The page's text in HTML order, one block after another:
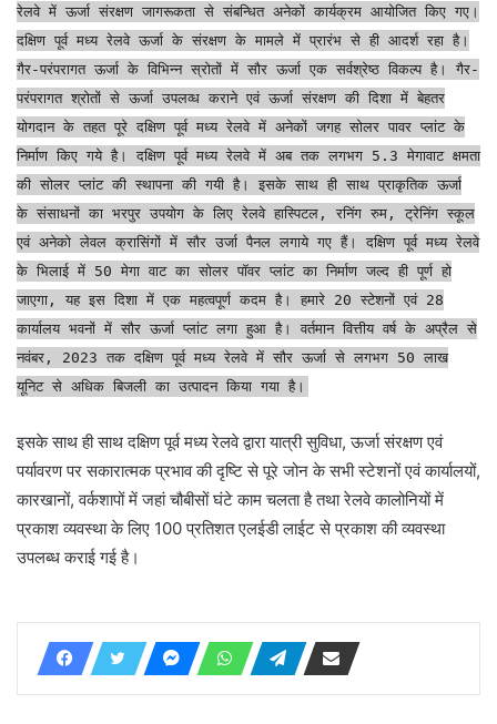
रेलवे में ऊर्जा संरक्षण जागरूकता से संबन्धित अनेकों कार्यक्रम आयोजित किए गए।
दक्षिण पूर्व मध्य रेलवे ऊर्जा के संरक्षण के मामले में प्रारंभ से ही आदर्श रहा है।
गैर-परंपरागत ऊर्जा के विभिन्न स्रोतों में सौर ऊर्जा एक सर्वश्रेष्ठ विकल्प है। गैर-
परंपरागत श्रोतों से ऊर्जा उपलव्ध कराने एवं ऊर्जा संरक्षण की दिशा में बेहतर
योगदान के तहत पूरे दक्षिण पूर्व मध्य रेलवे में अनेकों जगह सोलर पावर प्लांट के
निर्माण किए गये है। दक्षिण पूर्व मध्य रेलवे में अब तक लगभग 5.3 मेगावाट क्षमता
की सोलर प्लांट की स्थापना की गयी है। इसके साथ ही साथ प्राकृतिक ऊर्जा
के संसाधनों का भरपुर उपयोग के लिए रेलवे हास्पिटल, रनिंग रुम, ट्रेनिंग स्कूल
एवं अनेको लेवल क्रासिंगों में सौर उर्जा पैनल लगाये गए हैं। दक्षिण पूर्व मध्य रेलवे
के भिलाई में 50 मेगा वाट का सोलर पॉवर प्लांट का निर्माण जल्द ही पूर्ण हो
जाएगा, यह इस दिशा में एक महत्वपूर्ण कदम है। हमारे 20 स्टेशनों एवं 28
कार्यालय भवनों में सौर ऊर्जा प्लांट लगा हुआ है। वर्तमान वित्तीय वर्ष के अप्रैल से
नवंबर, 2023 तक दक्षिण पूर्व मध्य रेलवे में सौर ऊर्जा से लगभग 50 लाख
यूनिट से अधिक बिजली का उत्पादन किया गया है।
इसके साथ ही साथ दक्षिण पूर्व मध्य रेलवे द्वारा यात्री सुविधा, ऊर्जा संरक्षण एवं
पर्यावरण पर सकारात्मक प्रभाव की दृष्टि से पूरे जोन के सभी स्टेशनों एवं कार्यालयों,
कारखानों, वर्कशापों में जहां चौबीसों घंटे काम चलता है तथा रेलवे कालोनियों में
प्रकाश व्यवस्था के लिए 100 प्रतिशत एलईडी लाईट से प्रकाश की व्यवस्था
उपलब्ध कराई गई है।